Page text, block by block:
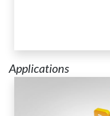
Applications